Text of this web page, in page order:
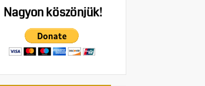
Nagyon köszönjük!